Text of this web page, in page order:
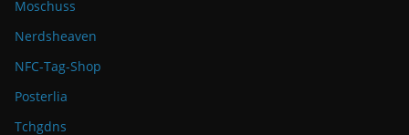
Moschuss
Nerdsheaven
NFC-Tag-Shop
Posterlia
Tchgdns